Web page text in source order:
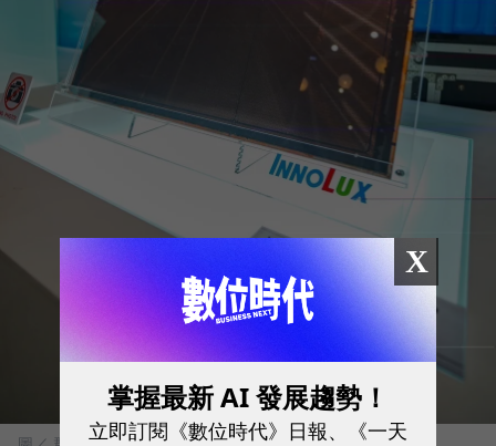
X
掌握最新 AI 發展趨勢！
立即訂閱《數位時代》日報、《一天